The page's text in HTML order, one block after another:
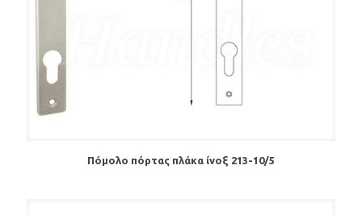
Πόμολο πόρτας πλάκα ίνοξ 213-10/5